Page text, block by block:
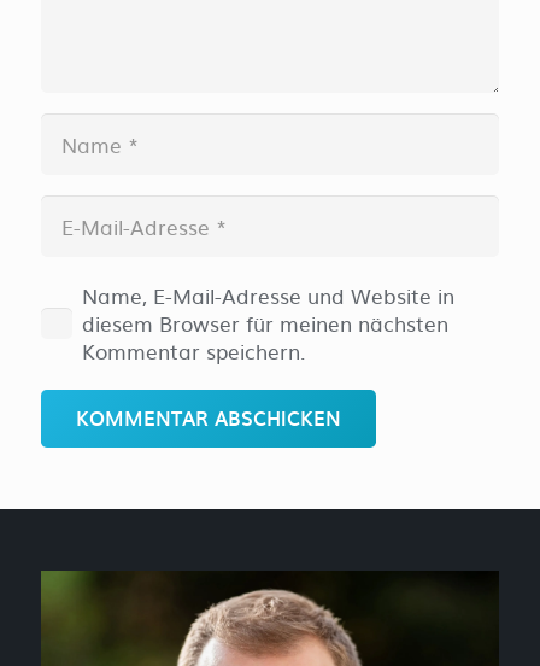
Name, E-Mail-Adresse und Website in
diesem Browser für meinen nächsten
Kommentar speichern.
KOMMENTAR ABSCHICKEN